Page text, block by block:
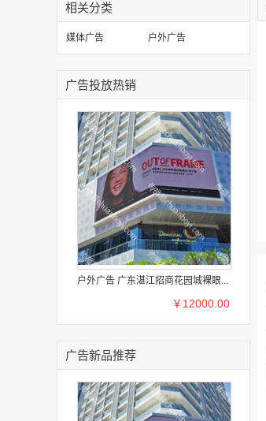
相关分类
媒体广告 户外广告
广告投放热销
户外广告 广东湛江招商花园城裸眼...
￥12000.00
广告新品推荐